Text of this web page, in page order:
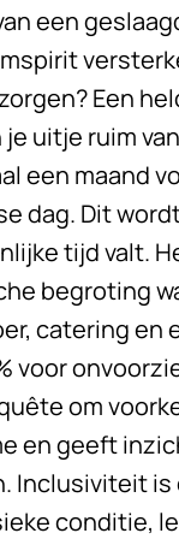
een
Een
je uitje ruim
een maand
dag. Dit
tijd valt.
begroting
catering en
voor
om
en geeft
Inclusiviteit
conditie,